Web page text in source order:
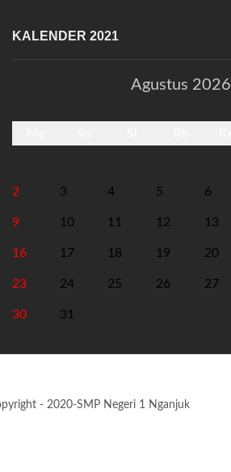
KALENDER 2021
Agustus 2026
2 3 4 5 6
9 10 11 12 13
16 17 18 19 20
23 24 25 26 27
30 31
- 2020-SMP Negeri 1 Nganjuk